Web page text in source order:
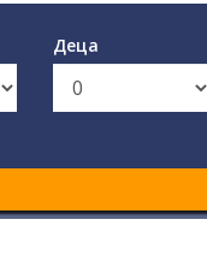
Деца